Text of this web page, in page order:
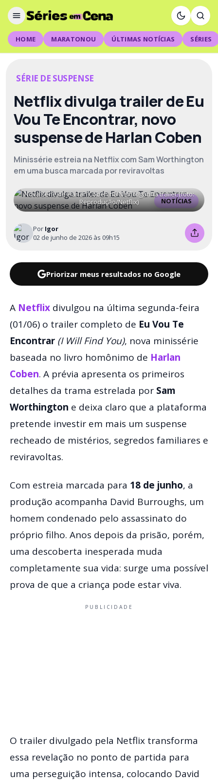
HOME MARATONOU ÚLTIMAS NOTÍCIAS SÉRIES
SÉRIE DE SUSPENSE
Netflix divulga trailer de Eu
Vou Te Encontrar, novo
suspense de Harlan Coben
Minissérie estreia na Netflix com Sam Worthington
em uma busca marcada por reviravoltas
NOTÍCIAS
Nova série de Harlan Coben na Netflix ganha trailer (foto:
Reprodução/Netflix)
Por Igor
02 de junho de 2026 às 09h15
Priorizar meus resultados no Google
A Netflix divulgou na última segunda-feira
(01/06) o trailer completo de Eu Vou Te
Encontrar (I Will Find You), nova minissérie
baseada no livro homônimo de Harlan
Coben. A prévia apresenta os primeiros
detalhes da trama estrelada por Sam
Worthington e deixa claro que a plataforma
pretende investir em mais um suspense
recheado de mistérios, segredos familiares e
reviravoltas.
Com estreia marcada para 18 de junho, a
produção acompanha David Burroughs, um
homem condenado pelo assassinato do
próprio filho. Anos depois da prisão, porém,
uma descoberta inesperada muda
completamente sua vida: surge uma possível
prova de que a criança pode estar viva.
PUBLICIDADE
O trailer divulgado pela Netflix transforma
essa revelação no ponto de partida para
uma perseguição intensa, colocando David